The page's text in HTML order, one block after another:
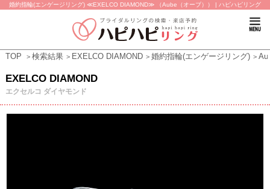
婚約指輪(エンゲージリング) ≪EXELCO DIAMOND≫ （Aube（オーブ）） | ハピハピリング
TOP 検索結果 EXELCO DIAMOND 婚約指輪(エンゲージリング)
EXELCO DIAMOND
エクセルコ ダイヤモンド